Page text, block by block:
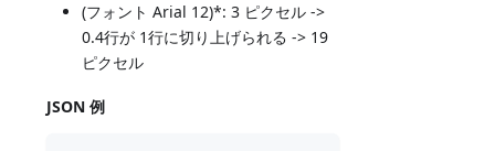
(フォント Arial 12)*: 3 ピクセル ->
0.4行が 1行に切り上げられる -> 19
ピクセル
JSON 例